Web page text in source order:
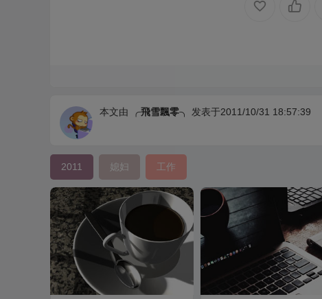
本文由 ╭飛雪飄零╮ 发表于2011/10/31 18:57:39
2011 媳妇 工作